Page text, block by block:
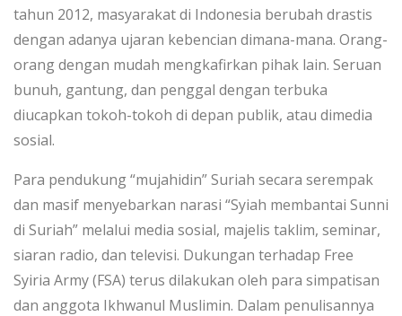
tahun 2012, masyarakat di Indonesia berubah drastis
dengan adanya ujaran kebencian dimana-mana. Orang-
orang dengan mudah mengkafirkan pihak lain. Seruan
bunuh, gantung, dan penggal dengan terbuka
diucapkan tokoh-tokoh di depan publik, atau dimedia
sosial.
Para pendukung “mujahidin” Suriah secara serempak
dan masif menyebarkan narasi “Syiah membantai Sunni
di Suriah” melalui media sosial, majelis taklim, seminar,
siaran radio, dan televisi. Dukungan terhadap Free
Syiria Army (FSA) terus dilakukan oleh para simpatisan
dan anggota Ikhwanul Muslimin. Dalam penulisannya